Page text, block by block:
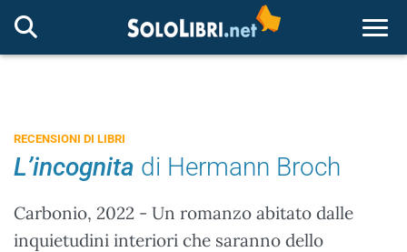
RECENSIONI DI LIBRI
L’incognita di Hermann Broch
Carbonio, 2022 - Un romanzo abitato dalle
inquietudini interiori che saranno dello